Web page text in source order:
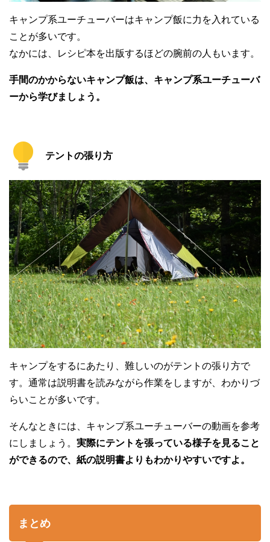
キャンプ系ユーチューバーはキャンプ飯に力を入れている
ことが多いです。
なかには、レシピ本を出版するほどの腕前の人もいます。
手間のかからないキャンプ飯は、キャンプ系ユーチューバ
ーから学びましょう。
テントの張り方
キャンプをするにあたり、難しいのがテントの張り方で
す。通常は説明書を読みながら作業をしますが、わかりづ
らいことが多いです。
そんなときには、キャンプ系ユーチューバーの動画を参考
にしましょう。 実際にテントを張っている様子を見ること
ができるので、紙の説明書よりもわかりやすいですよ。
まとめ